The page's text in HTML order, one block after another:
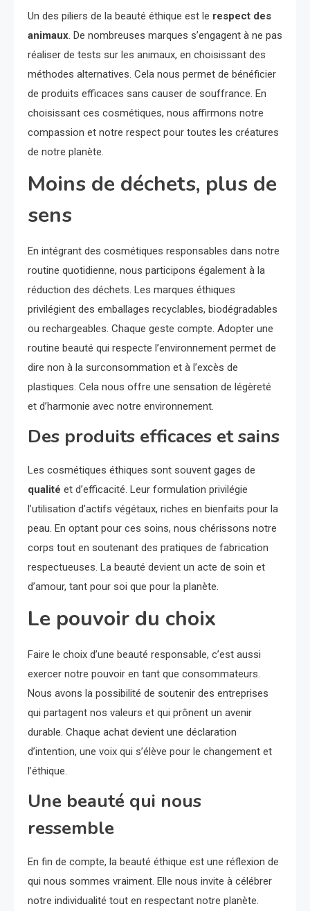
Un des piliers de la beauté éthique est le respect des
animaux. De nombreuses marques s’engagent à ne pas
réaliser de tests sur les animaux, en choisissant des
méthodes alternatives. Cela nous permet de bénéficier
de produits efficaces sans causer de souffrance. En
choisissant ces cosmétiques, nous affirmons notre
compassion et notre respect pour toutes les créatures
de notre planète.
Moins de déchets, plus de
sens
En intégrant des cosmétiques responsables dans notre
routine quotidienne, nous participons également à la
réduction des déchets. Les marques éthiques
privilégient des emballages recyclables, biodégradables
ou rechargeables. Chaque geste compte. Adopter une
routine beauté qui respecte l’environnement permet de
dire non à la surconsommation et à l’excès de
plastiques. Cela nous offre une sensation de légèreté
et d’harmonie avec notre environnement.
Des produits efficaces et sains
Les cosmétiques éthiques sont souvent gages de
qualité et d’efficacité. Leur formulation privilégie
l’utilisation d’actifs végétaux, riches en bienfaits pour la
peau. En optant pour ces soins, nous chérissons notre
corps tout en soutenant des pratiques de fabrication
respectueuses. La beauté devient un acte de soin et
d’amour, tant pour soi que pour la planète.
Le pouvoir du choix
Faire le choix d’une beauté responsable, c’est aussi
exercer notre pouvoir en tant que consommateurs.
Nous avons la possibilité de soutenir des entreprises
qui partagent nos valeurs et qui prônent un avenir
durable. Chaque achat devient une déclaration
d’intention, une voix qui s’élève pour le changement et
l’éthique.
Une beauté qui nous
ressemble
En fin de compte, la beauté éthique est une réflexion de
qui nous sommes vraiment. Elle nous invite à célébrer
notre individualité tout en respectant notre planète.